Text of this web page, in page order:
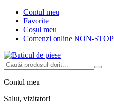
Contul meu
Favorite
Coșul meu
Comenzi online NON-STOP
Contul meu
Salut, vizitator!